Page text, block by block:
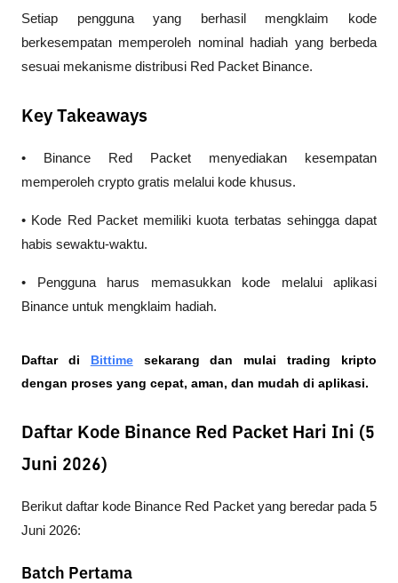
Setiap pengguna yang berhasil mengklaim kode
berkesempatan memperoleh nominal hadiah yang berbeda
sesuai mekanisme distribusi Red Packet Binance.
Key Takeaways
• Binance Red Packet menyediakan kesempatan
memperoleh crypto gratis melalui kode khusus.
• Kode Red Packet memiliki kuota terbatas sehingga dapat
habis sewaktu-waktu.
• Pengguna harus memasukkan kode melalui aplikasi
Binance untuk mengklaim hadiah.
Daftar di Bittime sekarang dan mulai trading kripto
dengan proses yang cepat, aman, dan mudah di aplikasi.
Daftar Kode Binance Red Packet Hari Ini (5
Juni 2026)
Berikut daftar kode Binance Red Packet yang beredar pada 5
Juni 2026:
Batch Pertama